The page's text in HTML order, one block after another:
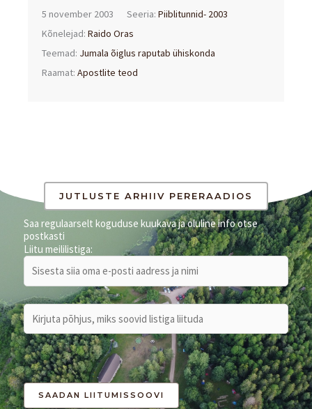
5 november 2003 Seeria:Piiblitunnid- 2003
Kõnelejad:Raido Oras
Teemad: Jumala õiglus raputab ühiskonda
Raamat:Apostlite teod
JUTLUSTE ARHIIV PERERAADIOS
Saa regulaarselt koguduse kuukava ja oluline info otse
postkasti
Liitu meililistiga: